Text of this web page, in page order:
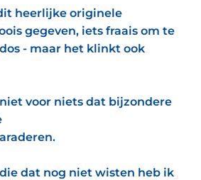
heerlijke originele
gegeven, iets fraais om te
- maar het klinkt ook
voor niets dat bijzondere
dat nog niet wisten heb ik